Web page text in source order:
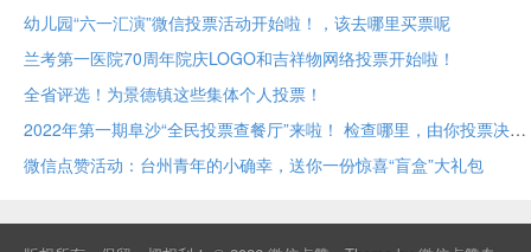
幼儿园“六一汇演”微信投票活动开始啦！，该去哪里买票呢
兰考第一医院70周年院庆LOGO和吉祥物网络投票开始啦！
全省评选！为景德镇这些集体个人投票！
2022年第一期阜沙“全民投票查餐厅”来啦！ 检查哪里，由你投票决定！
微信点赞活动：台州青年的小确幸，送你一份惊喜“盲盒”大礼包